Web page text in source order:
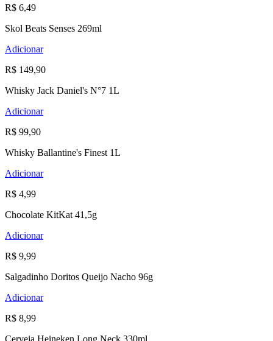
R$ 6,49
Skol Beats Senses 269ml
Adicionar
R$ 149,90
Whisky Jack Daniel's N°7 1L
Adicionar
R$ 99,90
Whisky Ballantine's Finest 1L
Adicionar
R$ 4,99
Chocolate KitKat 41,5g
Adicionar
R$ 9,99
Salgadinho Doritos Queijo Nacho 96g
Adicionar
R$ 8,99
Cerveja Heineken Long Neck 330ml